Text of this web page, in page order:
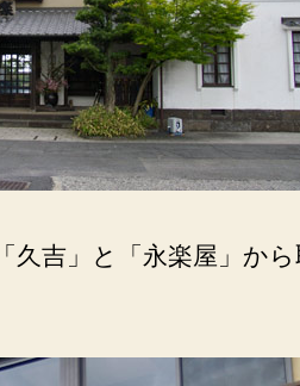
久吉」と「永楽屋」か